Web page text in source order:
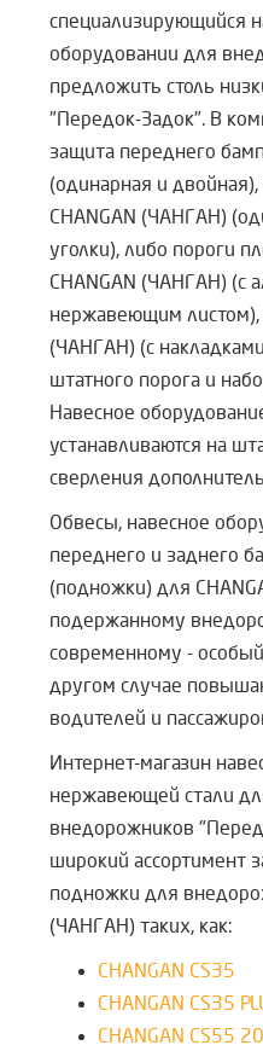
специализирующийся
оборудовании для
предложить столь
"Передок-Задок". В
защита переднего
(одинарная и
CHANGAN (ЧАНГАН)
уголки), либо пороги
CHANGAN (ЧАНГАН) (с
нержавеющим листом),
(ЧАНГАН) (с
штатного порога и
Навесное
устанавливаются на
сверления
Обвесы, навесное
переднего и заднего
(подножки) для
подержанному
современному - особый
другом случае
водителей и
Интернет-магазин
нержавеющей стали
внедорожников
широкий асcoртимент
подножки для
(ЧАНГАН) таких, как:
CHANGAN CS35
CHANGAN CS35
CHANGAN CS55